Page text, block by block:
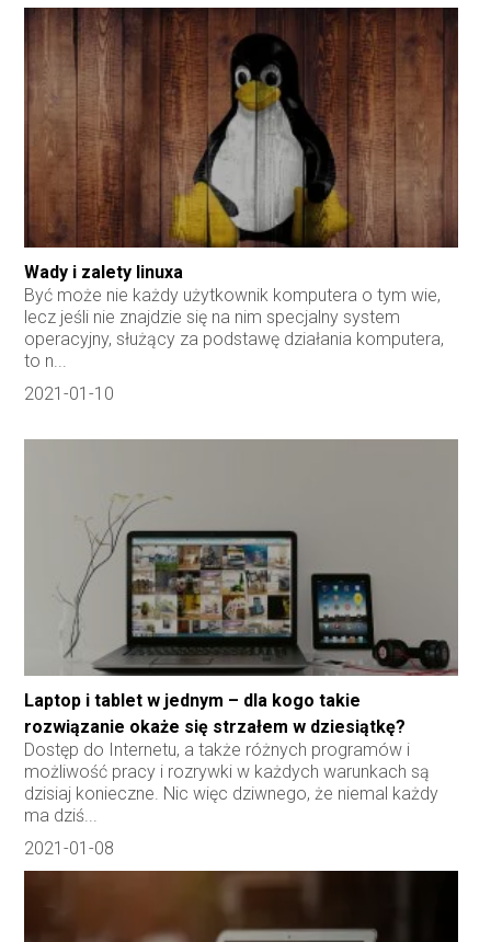
Wady i zalety linuxa
Być może nie każdy użytkownik komputera o tym wie,
lecz jeśli nie znajdzie się na nim specjalny system
operacyjny, służący za podstawę działania komputera,
to n...
2021-01-10
Laptop i tablet w jednym – dla kogo takie
rozwiązanie okaże się strzałem w dziesiątkę?
Dostęp do Internetu, a także różnych programów i
możliwość pracy i rozrywki w każdych warunkach są
dzisiaj konieczne. Nic więc dziwnego, że niemal każdy
ma dziś...
2021-01-08